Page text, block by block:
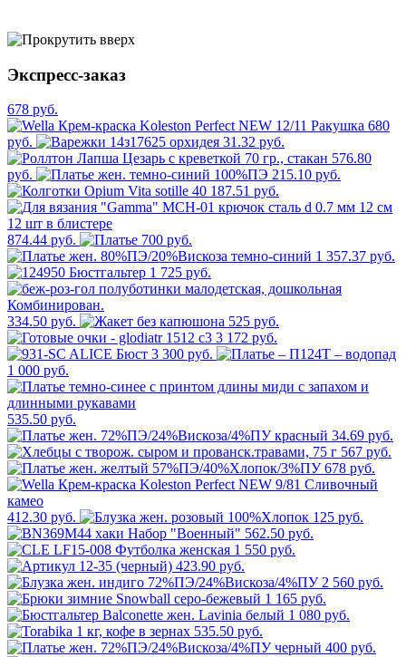
Экспресс-заказ
678 руб.
680
руб.
31.32 руб.
576.80
руб.
215.10 руб.
187.51 руб.
874.44 руб.
700 руб.
1 357.37 руб.
1 725 руб.
334.50 руб.
525 руб.
3 172 руб.
3 300 руб.
1 000 руб.
535.50 руб.
34.69 руб.
567 руб.
678 руб.
412.30 руб.
125 руб.
562.50 руб.
1 550 руб.
423.90 руб.
2 560 руб.
1 165 руб.
1 080 руб.
535.50 руб.
400 руб.